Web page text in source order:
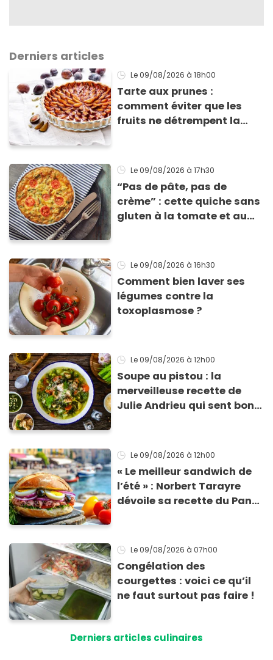
Derniers articles
Le 09/08/2026 à 18h00
Tarte aux prunes :
comment éviter que les
fruits ne détrempent la
Le 09/08/2026 à 17h30
“Pas de pâte, pas de
crème” : cette quiche sans
gluten à la tomate et au
Le 09/08/2026 à 16h30
Comment bien laver ses
légumes contre la
toxoplasmose ?
Le 09/08/2026 à 12h00
Soupe au pistou : la
merveilleuse recette de
Julie Andrieu qui sent bon
Le 09/08/2026 à 12h00
« Le meilleur sandwich de
l’été » : Norbert Tarayre
dévoile sa recette du Pan
Le 09/08/2026 à 07h00
Congélation des
courgettes : voici ce qu’il
ne faut surtout pas faire !
Derniers articles culinaires